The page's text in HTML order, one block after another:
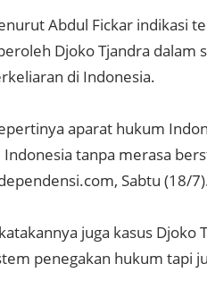
Abdul Fickar indikasi
Djoko Tjandra dalam
di Indonesia.
aparat hukum
Indonesia tanpa merasa
Sabtu (18/
juga kasus
penegakan hukum tapi